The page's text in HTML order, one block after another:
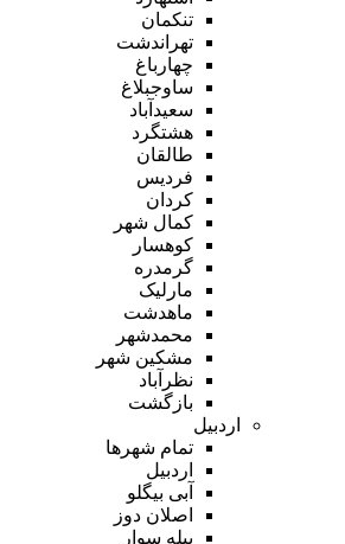
تنکمان
تهراندشت
چهارباغ
ساوجبلاغ
سعیدآباد
هشتگرد
طالقان
فردیس
کردان
کمال شهر
کوهسار
گرمدره
مارلیک
ماهدشت
محمدشهر
مشکین شهر
نظرآباد
بازگشت
اردبیل
تمام شهر‌ها
اردبیل
آبی بیگلو
اصلان دوز
بیله سوار